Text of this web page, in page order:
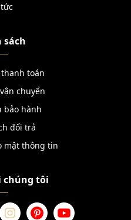
sách
toán
chuyển
bảo hành
đổi trả
mật thông tin
chúng tôi